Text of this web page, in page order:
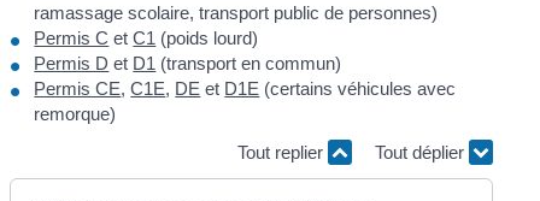
ramassage scolaire, transport public de personnes)
Permis C etC1 (poids lourd)
Permis D et D1 (transport en commun)
Permis CE,C1E, DE et D1E (certains véhicules avec
remorque)
Tout replier
Tout déplier